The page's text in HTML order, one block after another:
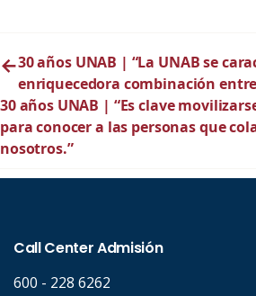
←30 años UNAB | “La UNAB se
enriquecedora combinación
30 años UNAB | “Es clave
para conocer a las personas que
nosotros.”